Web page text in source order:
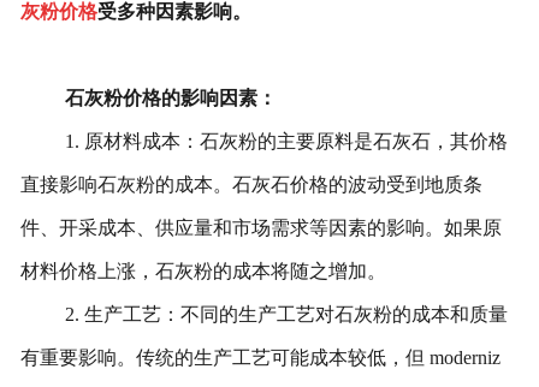
灰粉价格受多种因素影响。
石灰粉价格的影响因素：
1. 原材料成本：石灰粉的主要原料是石灰石，其价格
直接影响石灰粉的成本。石灰石价格的波动受到地质条
件、开采成本、供应量和市场需求等因素的影响。如果原
材料价格上涨，石灰粉的成本将随之增加。
2. 生产工艺：不同的生产工艺对石灰粉的成本和质量
有重要影响。传统的生产工艺可能成本较低，但 moderniz